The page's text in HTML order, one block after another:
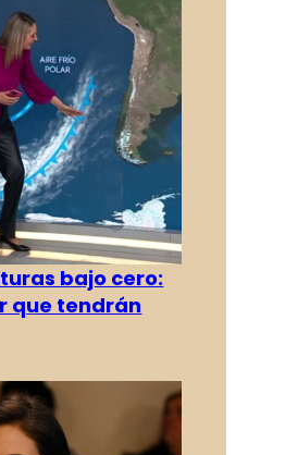
bajo cero:
que tendrán